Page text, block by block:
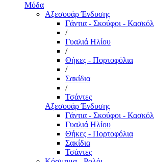
Μόδα
Αξεσουάρ Ένδυσης
Γάντια - Σκούφοι - Κασκόλ
/
Γυαλιά Ηλίου
/
Θήκες - Πορτοφόλια
/
Σακίδια
/
Τσάντες
Αξεσουάρ Ένδυσης
Γάντια - Σκούφοι - Κασκόλ
Γυαλιά Ηλίου
Θήκες - Πορτοφόλια
Σακίδια
Τσάντες